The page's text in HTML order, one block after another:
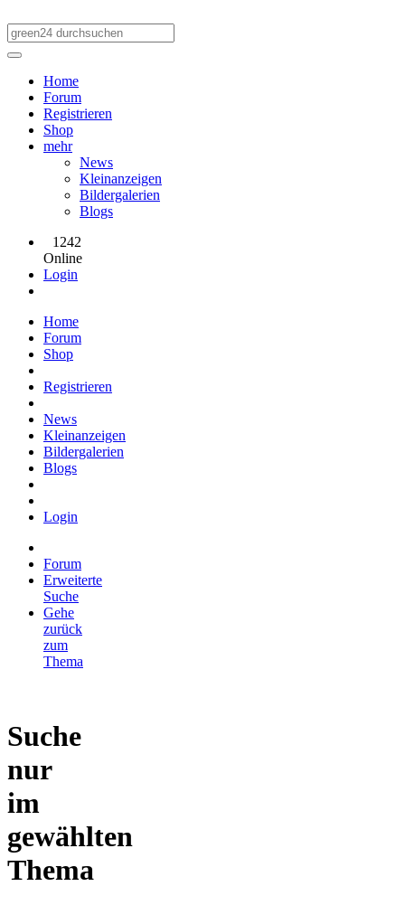
Home
Forum
Registrieren
Shop
mehr
News
Kleinanzeigen
Bildergalerien
Blogs
1242
Online
Login
Home
Forum
Shop
Registrieren
News
Kleinanzeigen
Bildergalerien
Blogs
Login
Forum
Erweiterte
Suche
Gehe
zurück
zum
Thema
Suche
nur
im
gewählten
Thema